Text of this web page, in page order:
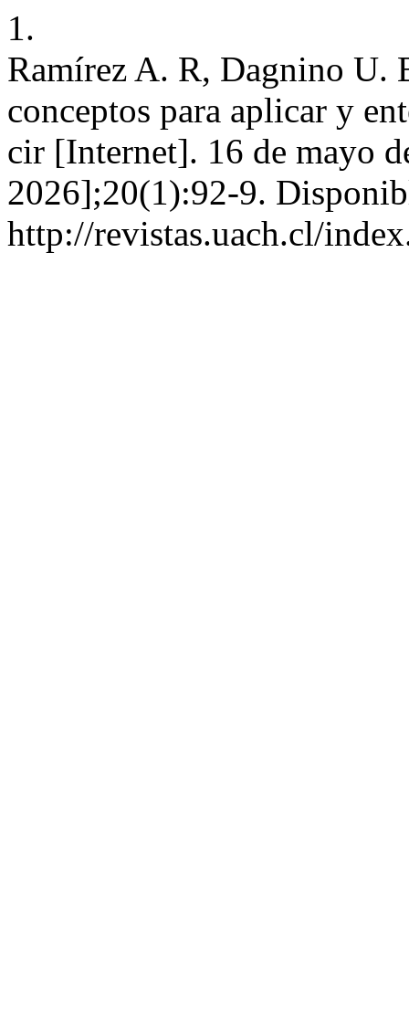
1.
Ramírez A. R, Dagnino U.
conceptos para aplicar y
cir [Internet]. 16 de mayo
2026];20(1):92-9.
http://revistas.uach.cl/